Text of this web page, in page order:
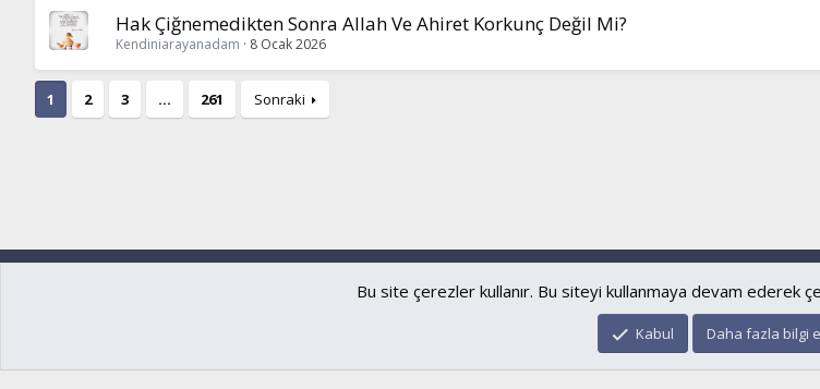
Hak Çiğnemedikten Sonra Allah Ve Ahiret Korkunç Değil Mi?
Kendiniarayanadam 8 Ocak 2026
1 2 3 … 261 Sonraki
Community platform by XenForo
© 2010-
islamforum.com.tr © 2001 -
Bu site çerezler kullanır. Bu siteyi kullanmaya devam ederek
Kabul Daha fazla bilgi